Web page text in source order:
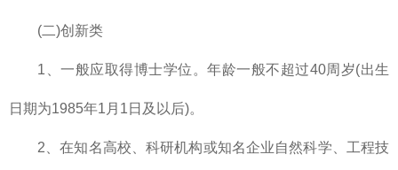
(二)创新类
1、一般应取得博士学位。年龄一般不超过40周岁(出生
日期为1985年1月1日及以后)。
2、在知名高校、科研机构或知名企业自然科学、工程技